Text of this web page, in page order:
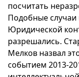
посчитать
Подобные случаи
Юридической
разрешались.
Мелков назвал
событием 2013-